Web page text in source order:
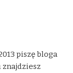
piszę bloga
znajdziesz